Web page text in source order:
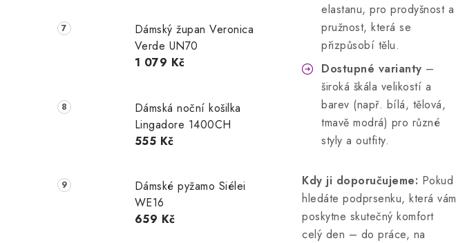
Dámský župan Veronica
Verde UN70
1 079 Kč
Dámská noční košilka
Lingadore 1400CH
555 Kč
Dámské pyžamo Siélei
WE16
659 Kč
elastanu, pro prodyšnost a
pružnost, která se
přizpůsobí tělu.
Dostupné varianty –
široká škála velikostí a
barev (např. bílá, tělová,
tmavě modrá) pro různé
styly a outfity.
Kdy ji doporučujeme: Pokud
hledáte podprsenku, která vám
poskytne skutečný komfort
celý den – do práce, na